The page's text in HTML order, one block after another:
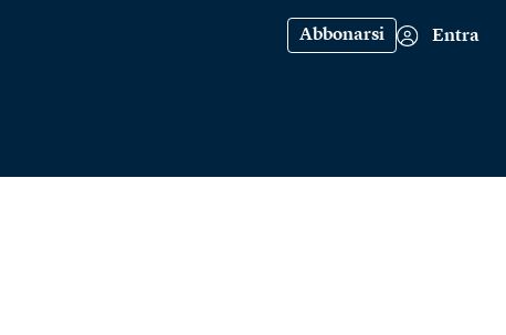
Abbonarsi Entra